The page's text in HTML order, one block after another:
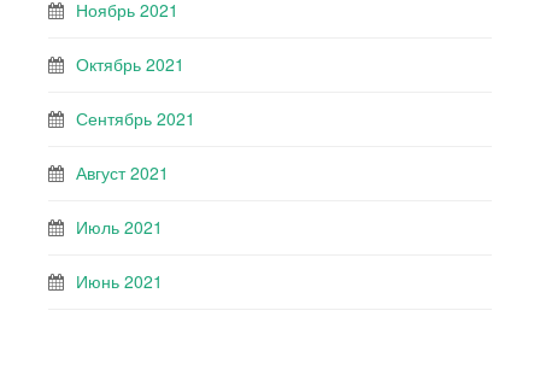
Ноябрь 2021
Октябрь 2021
Сентябрь 2021
Август 2021
Июль 2021
Июнь 2021